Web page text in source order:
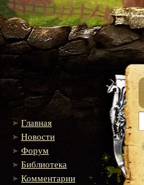
Главная
Новости
Форум
Библиотека
Комментарии